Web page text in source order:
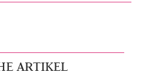
ARTIKEL